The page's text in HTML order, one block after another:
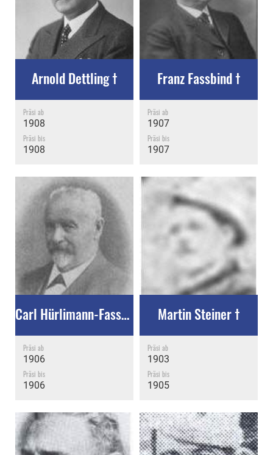
Arnold Dettling †
Präsi ab
1908
Präsi bis
1908
Franz Fassbind †
Präsi ab
1907
Präsi bis
1907
Carl Hürlimann-Fassbind †
Präsi ab
1906
Präsi bis
1906
Martin Steiner †
Präsi ab
1903
Präsi bis
1905